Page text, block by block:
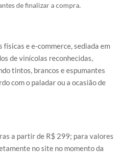
de finalizar a compra.
e e-commerce, sediada em
de vinícolas reconhecidas,
tintos, brancos e espumantes
com o paladar ou a ocasião de
a partir de R$ 299; para valores
no site no momento da